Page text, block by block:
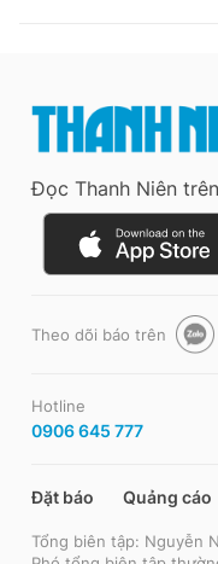
Đọc Thanh Niên
Theo dõi báo trên
Hotline
0906 645 777
Đặt báo Quảng cáo
Tổng biên tập: Nguyễn